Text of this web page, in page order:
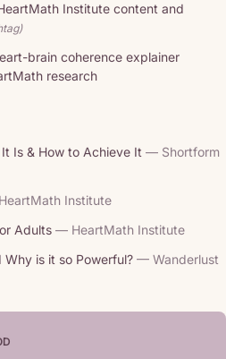
Institute content and
brain coherence explainer
research
Is & How to Achieve It — Shortform
Institute
Adults — HeartMath Institute
is it so Powerful? — Wanderlust